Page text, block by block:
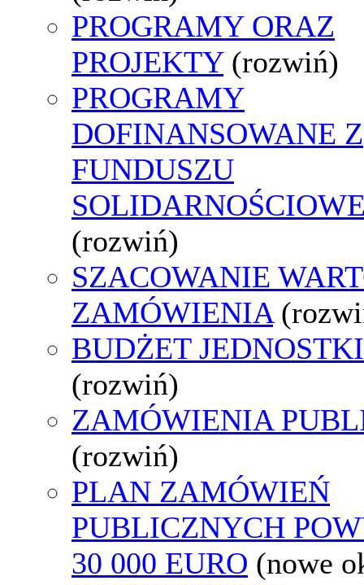
PROGRAMY ORAZ
PROJEKTY (rozwiń)
PROGRAMY
DOFINANSOWANE Z
FUNDUSZU
(rozwiń)
SZACOWANIE
ZAMÓWIENIA
BUDŻET JEDNOSTKI
(rozwiń)
ZAMÓWIENIA
(rozwiń)
PLAN ZAMÓWIEŃ
PUBLICZNYCH
30 000 EURO (nowe